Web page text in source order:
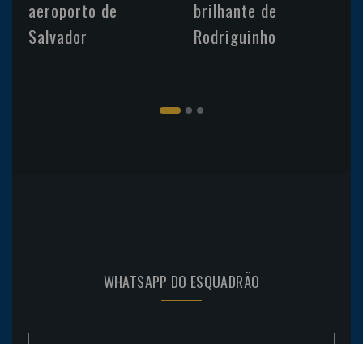
aeroporto de
Salvador
brilhante de
Rodriguinho
WHATSAPP DO ESQUADRÃO